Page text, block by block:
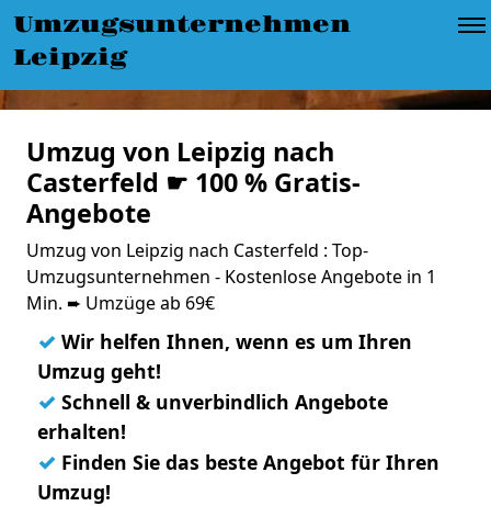
Umzugsunternehmen
Leipzig
Umzug von Leipzig nach
Casterfeld ☛ 100 % Gratis-
Angebote
Umzug von Leipzig nach Casterfeld : Top-
Umzugsunternehmen - Kostenlose Angebote in 1
Min. ➨ Umzüge ab 69€
✓ Wir helfen Ihnen, wenn es um Ihren
Umzug geht!
✓ Schnell & unverbindlich Angebote
erhalten!
✓ Finden Sie das beste Angebot für Ihren
Umzug!